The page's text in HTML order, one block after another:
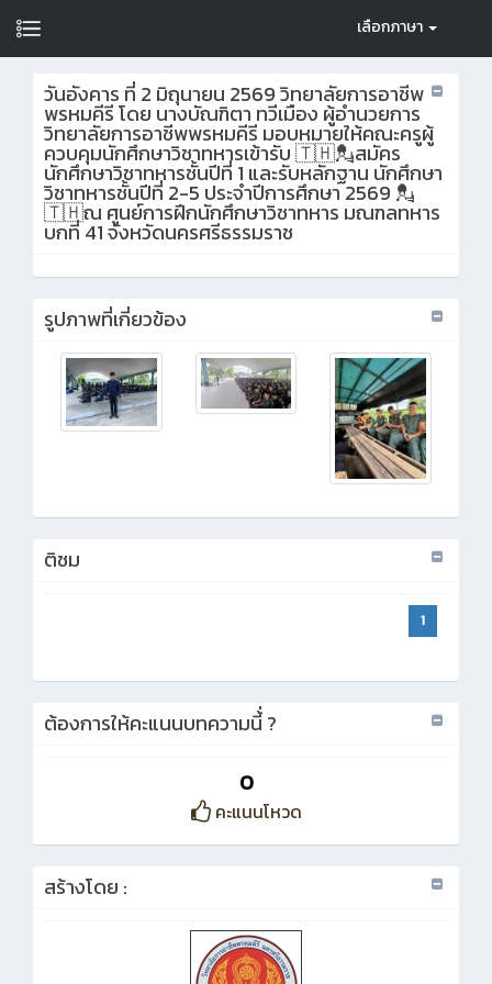
เลือกภาษา
วันอังคาร ที่ 2 มิถุนายน 2569 วิทยาลัยการอาชีพ
พรหมคีรี โดย นางบัณฑิตา ทวีเมือง ผู้อำนวยการ
วิทยาลัยการอาชีพพรหมคีรี มอบหมายให้คณะครูผู้
ควบคุมนักศึกษาวิชาทหารเข้ารับ 🇹🇭💂สมัคร
นักศึกษาวิชาทหารชั้นปีที่ 1 และรับหลักฐาน นักศึกษา
วิชาทหารชั้นปีที่ 2-5 ประจำปีการศึกษา 2569 💂
🇹🇭ณ ศูนย์การฝึกนักศึกษาวิชาทหาร มณฑลทหาร
บกที่ 41 จังหวัดนครศรีธรรมราช
รูปภาพที่เกี่ยวข้อง
ติชม
1
ต้องการให้คะแนนบทความนี้่ ?
0
คะแนนโหวด
สร้างโดย :